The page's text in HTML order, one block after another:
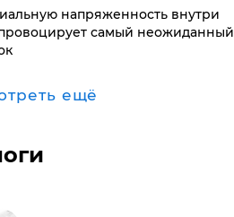
напряженность внутри
самый неожиданный
ещё